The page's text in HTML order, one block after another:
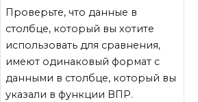
Проверьте, что данные в
столбце, который вы хотите
использовать для сравнения,
имеют одинаковый формат с
данными в столбце, который вы
указали в функции ВПР.